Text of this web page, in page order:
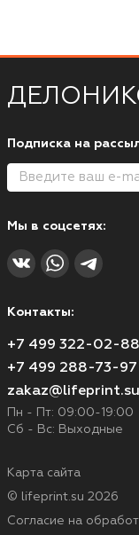
Подписка на
Мы в соцсетях:
Контакты:
+7 499 322-02-88
+7 499 288-73-97
zakaz@lifeprint.su
Пн - Пт: 09:00-19:00
Сб - Вс: Выходные
Карта сайта
© lifeprint.su 2026
Согласие на